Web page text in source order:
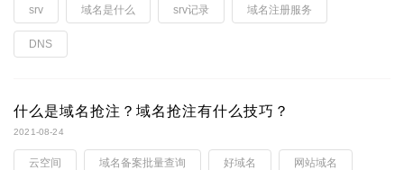
srv 域名是什么 srv记录 域名注册服务
DNS
什么是域名抢注？域名抢注有什么技巧？
2021-08-24
云空间 域名备案批量查询 好域名 网站域名